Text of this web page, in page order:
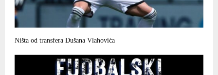
Ništa od transfera Dušana Vlahovića